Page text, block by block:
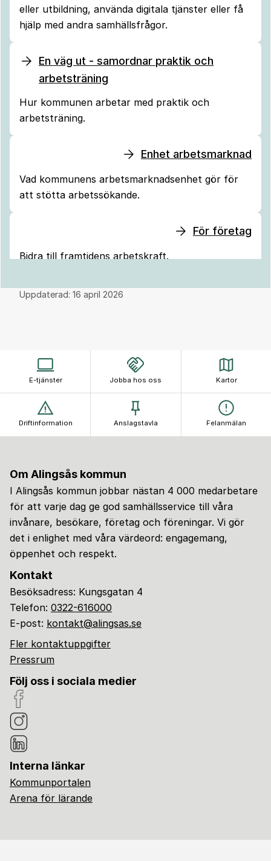
eller utbildning, använda digitala tjänster eller få
hjälp med andra samhällsfrågor.
En väg ut - samordnar praktik och
arbetsträning
Hur kommunen arbetar med praktik och
arbetsträning.
Enhet arbetsmarknad
Vad kommunens arbetsmarknadsenhet gör för
att stötta arbetssökande.
För företag
Bidra till framtidens arbetskraft.
Uppdaterad: 16 april 2026
E-tjänster Jobba hos oss Kartor
Driftinformation Anslagstavla Felanmälan
Om Alingsås kommun
I Alingsås kommun jobbar nästan 4 000 medarbetare
för att varje dag ge god samhällsservice till våra
invånare, besökare, företag och föreningar. Vi gör
det i enlighet med våra värdeord: engagemang,
öppenhet och respekt.
Kontakt
Besöksadress: Kungsgatan 4
Telefon: 0322-616000
E-post: kontakt@alingsas.se
Fler kontaktuppgifter
Pressrum
Följ oss i sociala medier
Interna länkar
Kommunportalen
Arena för lärande